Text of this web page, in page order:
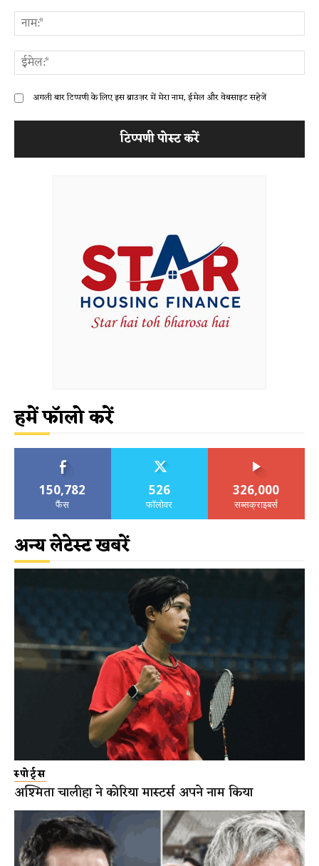
अगली बार टिप्पणी के लिए इस ब्राउज़र में मेरा नाम, ईमेल और वेबसाइट सहेजें
हमें फॉलो करें
150,782
फैंस
526
फॉलोवर
326,000
सब्सक्राइबर्स
अन्य लेटेस्ट खबरें
स्पोर्ट्स
अश्मिता चालीहा ने कोरिया मास्टर्स अपने नाम किया